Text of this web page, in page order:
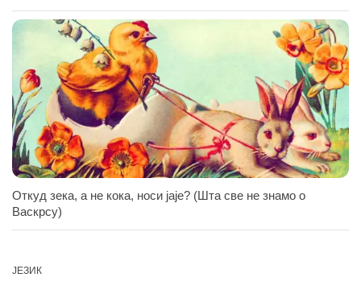
Откуд зека, а не кока, носи јаје? (Шта све не знамо о
Васкрсу)
ЈЕЗИК